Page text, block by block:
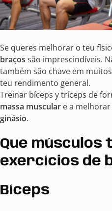
Se queres melhorar o teu
braços são imprescindíveis.
também são chave em
teu rendimento general.
Treinar bíceps y tríceps de
massa muscular e a
ginásio.
Que músculos
exercícios de
Bíceps